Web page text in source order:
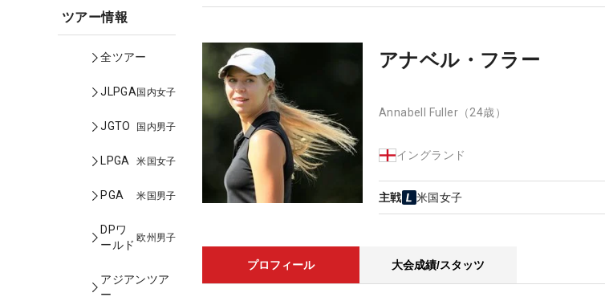
ツアー情報
全ツアー
JLPGA国内女子
JGTO 国内男子
LPGA 米国女子
PGA 米国男子
DPワ
ールド
欧州男子
アジアンツア
アナベル・フラー
Annabell Fuller （24歳）
イングランド
主戦 米国女子
プロフィール 大会成績/スタッツ